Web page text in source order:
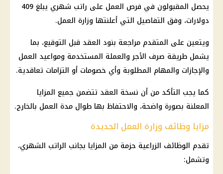
يحصل المقبولون في فرص العمل على راتب شهري يبلغ 409
دولارات، وفق التفاصيل التي أعلنتها وزارة العمل.
ويتعين على المتقدم مراجعة بنود العقد قبل التوقيع، بما
يشمل طريقة صرف الأجر والعملة المستخدمة ومواعيد العمل
والإجازات والمهام المطلوبة وأي خصومات أو التزامات تعاقدية.
كما يجب التأكد من أن نسخة العقد تتضمن جميع المزايا
المعلنة بصورة واضحة، والاحتفاظ بها طوال مدة العمل بالخارج.
مزايا وظائف وزارة العمل الجديدة
تقدم الوظائف الزراعية حزمة من المزايا بجانب الراتب الشهري،
وتشمل: